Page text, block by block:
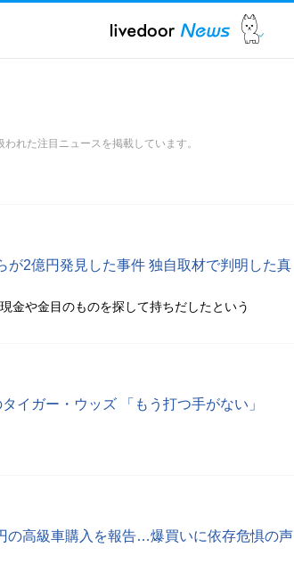
れた注目ニュースを掲載しています。
が2億円発見した事件 独自取材で判明した真
金や金目のものを探して持ちだしたという
イガー・ウッズ 「もう打つ手がない」
の高級車購入を報告…爆買いに依存危惧の声